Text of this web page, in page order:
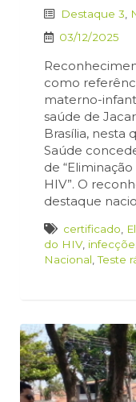
Destaque 3
03/12/2025
como
materno-
saúde de
Brasília, nesta
Saúde
de
HIV”. O
destaque
certificado
do HIV,
Nacional ,Teste